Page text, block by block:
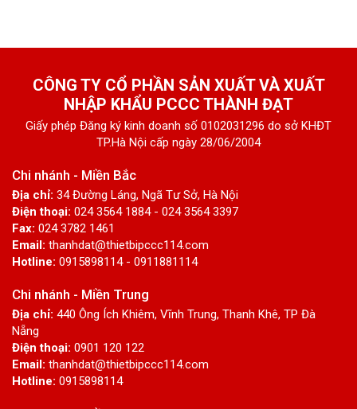
CÔNG TY CỔ PHẦN SẢN XUẤT VÀ XUẤT
NHẬP KHẨU PCCC THÀNH ĐẠT
Giấy phép Đăng ký kinh doanh số 0102031296 do sở KHĐT
TP.Hà Nội cấp ngày 28/06/2004
Chi nhánh - Miền Bắc
Địa chỉ: 34 Đường Láng, Ngã Tư Sở, Hà Nội
Điện thoại: 024 3564 1884 - 024 3564 3397
Fax: 024 3782 1461
Email: thanhdat@thietbipccc114.com
Hotline: 0915898114 - 0911881114
Chi nhánh - Miền Trung
Địa chỉ: 440 Ông Ích Khiêm, Vĩnh Trung, Thanh Khê, TP Đà
Nẵng
Điện thoại: 0901 120 122
Email: thanhdat@thietbipccc114.com
Hotline: 0915898114